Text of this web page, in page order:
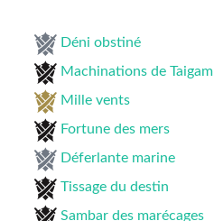
Déni obstiné
Machinations de Taigam
Mille vents
Fortune des mers
Déferlante marine
Tissage du destin
Sambar des marécages